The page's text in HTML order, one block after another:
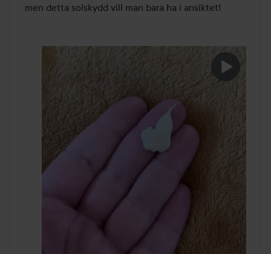
men detta solskydd vill man bara ha i ansiktet!